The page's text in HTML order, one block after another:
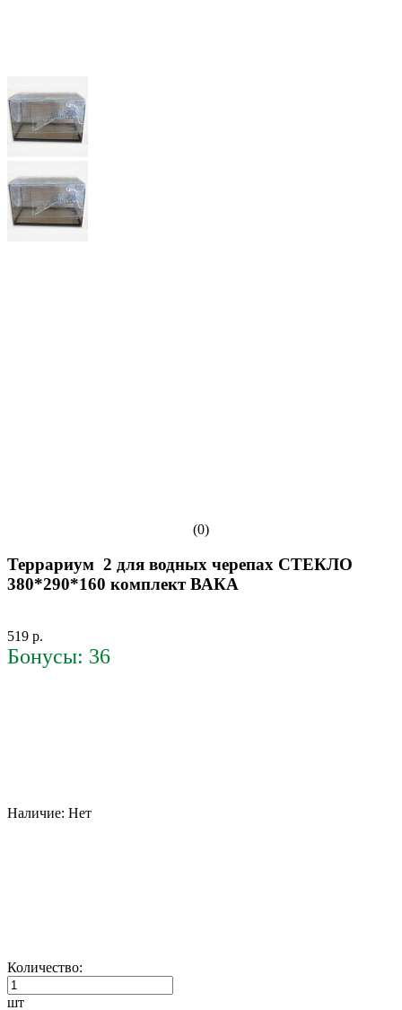
(0)
Террариум 2 для водных черепах СТЕКЛО
380*290*160 комплект ВАКА
519 р.
Бонусы: 36
Наличие: Нет
Количество:
шт